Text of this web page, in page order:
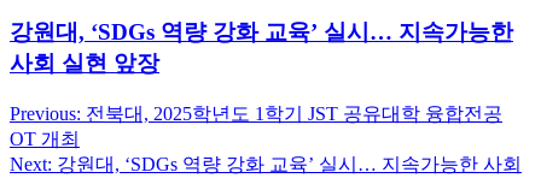
강원대, ‘SDGs 역량 강화 교육’ 실시… 지속가능한
사회 실현 앞장
글
탐
Previous: 전북대, 2025학년도 1학기 JST 공유대학 융합전공
OT 개최
Next: 강원대, ‘SDGs 역량 강화 교육’ 실시… 지속가능한 사회